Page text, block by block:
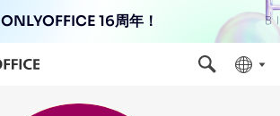
ONLYOFFICE 16周年！